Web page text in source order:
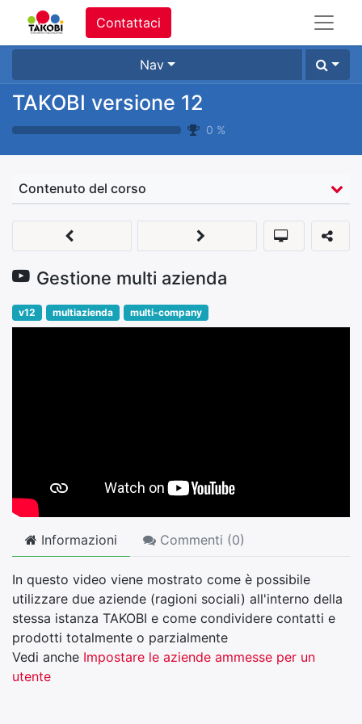
Contattaci
Nav
TAKOBI versione 12
0 %
Contenuto del corso
Gestione multi azienda
v12 multiazienda multi-company
Informazioni Commenti (0)
In questo video viene mostrato come è possibile
utilizzare due aziende (ragioni sociali) all'interno della
stessa istanza TAKOBI e come condividere contatti e
prodotti totalmente o parzialmente
Vedi anche Impostare le aziende ammesse per un
utente